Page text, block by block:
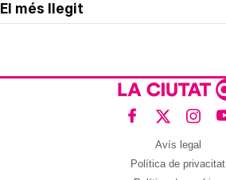
El més llegit
Avís legal
Política de privacitat